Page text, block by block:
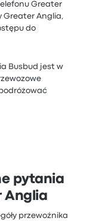
Greater
Greater Anglia,
do
Busbud jest w
pytania
Anglia
przewoźnika